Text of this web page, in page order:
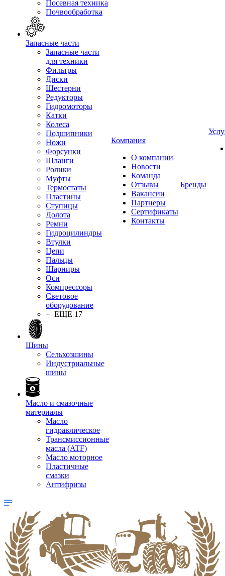
Посевная техника
Почвообработка
Запасные части
Запасные части
для техники
Фильтры
Диски
Шестерни
Редукторы
Гидромоторы
Катки
Колеса
Подшипники
Ножи
Форсунки
Шланги
Ролики
Муфты
Термостаты
Пластины
Ступицы
Долота
Ремни
Гидроцилиндры
Втулки
Цепи
Пальцы
Шарниры
Оси
Компрессоры
Световое
оборудование
+ ЕЩЕ 17
Шины
Сельхозшины
Индустриальные
шины
Масло и смазочные
материалы
Масло
гидравлическое
Трансмиссионные
масла (ATF)
Масло моторное
Пластичные
смазки
Антифризы
Компания
О компании
Новости
Команда
Отзывы
Вакансии
Партнеры
Сертификаты
Контакты
Бренды